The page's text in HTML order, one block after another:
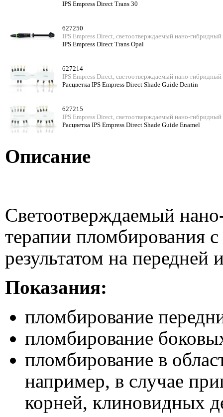
IPS Empress Direct Trans 30
627250
IPS Empress Direct, светоотверждаемый нано-гибридный
IPS Empress Direct Trans Opal
627214
IPS Empress Direct, светоотверждаемый нано-гибридный
Расцветка IPS Empress Direct Shade Guide Dentin
627215
IPS Empress Direct, светоотверждаемый нано-гибридный
Расцветка IPS Empress Direct Shade Guide Enamel
Описание
Светоотверждаемый
терапии пломбирования
результатом на передней
Показания:
пломбирование
пломбирование
пломбирование в
например, в случае
корней, клиновидных